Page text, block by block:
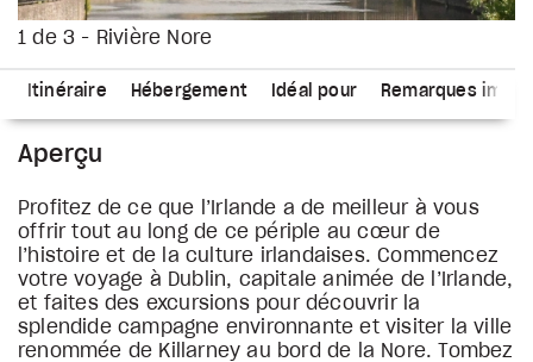
1 de 3 - Rivière Nore
Itinéraire Hébergement Idéal pour Remarques
Aperçu
Profitez de ce que l’Irlande a de meilleur à vous
offrir tout au long de ce périple au cœur de
l’histoire et de la culture irlandaises. Commencez
votre voyage à Dublin, capitale animée de l’Irlande,
et faites des excursions pour découvrir la
splendide campagne environnante et visiter la ville
renommée de Killarney au bord de la Nore. Tombez